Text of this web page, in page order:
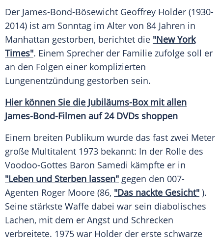
Der James-Bond-Bösewicht Geoffrey Holder (1930-
2014) ist am Sonntag im Alter von 84 Jahren in
Manhattan gestorben, berichtet die "New York
Times". Einem Sprecher der Familie zufolge soll er
an den Folgen einer komplizierten
Lungenentzündung gestorben sein.
Hier können Sie die Jubiläums-Box mit allen
James-Bond-Filmen auf 24 DVDs shoppen
Einem breiten Publikum wurde das fast zwei Meter
große Multitalent 1973 bekannt: In der Rolle des
Voodoo-Gottes Baron Samedi kämpfte er in
"Leben und Sterben lassen" gegen den 007-
Agenten Roger Moore (86, "Das nackte Gesicht" ).
Seine stärkste Waffe dabei war sein diabolisches
Lachen, mit dem er Angst und Schrecken
verbreitete. 1975 war Holder der erste schwarze